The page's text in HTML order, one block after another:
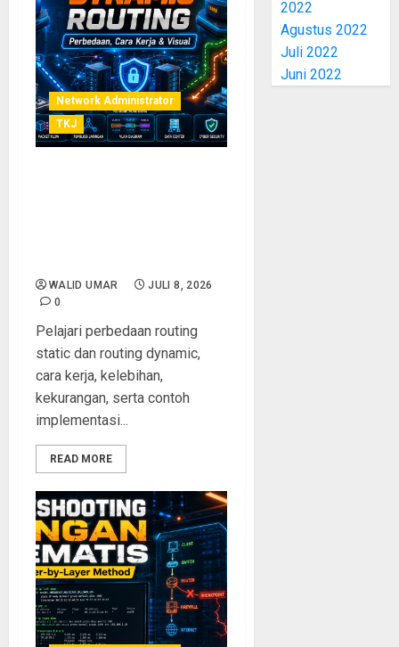
Network Administrator
TKJ
WALID UMAR
JULI 8, 2026
0
Pelajari perbedaan routing
static dan routing dynamic,
cara kerja, kelebihan,
kekurangan, serta contoh
implementasi...
READ MORE
2022
Agustus 2022
Juli 2022
Juni 2022